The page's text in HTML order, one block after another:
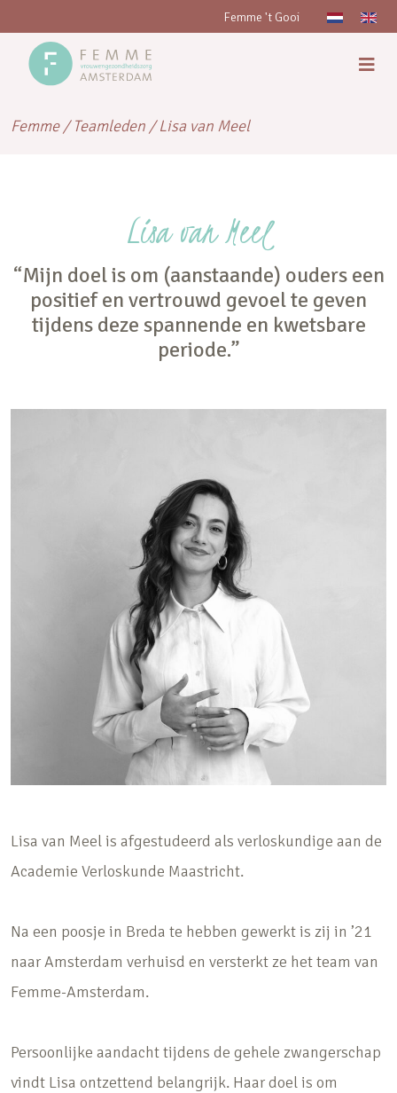
Femme 't Gooi
Femme/Teamleden /Lisa van Meel
Lisa van Meel
“Mijn doel is om (aanstaande) ouders een
positief en vertrouwd gevoel te geven
tijdens deze spannende en kwetsbare
periode.”
Lisa van Meel is afgestudeerd als verloskundige aan de
Academie Verloskunde Maastricht.
Na een poosje in Breda te hebben gewerkt is zij in ’21
naar Amsterdam verhuisd en versterkt ze het team van
Femme-Amsterdam.
Persoonlijke aandacht tijdens de gehele zwangerschap
vindt Lisa ontzettend belangrijk. Haar doel is om